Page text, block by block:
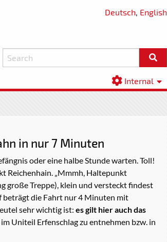
Deutsch, English
Internal
in nur 7 Minuten
oder eine halbe Stunde warten. Toll!
Reichenhain. „Mmmh, Haltepunkt
große Treppe), klein und versteckt findest
beträgt die Fahrt nur 4 Minuten mit
sehr wichtig ist: es gilt hier auch das
Uniteil Erfenschlag zu entnehmen bzw. in